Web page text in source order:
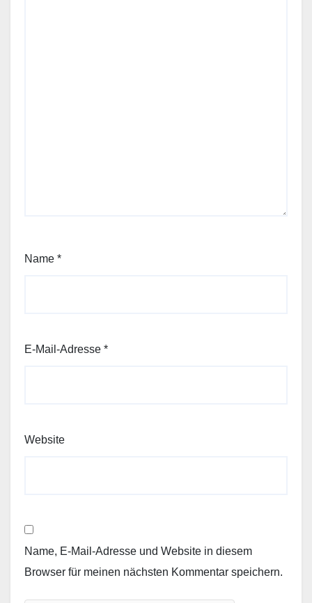
Name *
E-Mail-Adresse *
Website
Name, E-Mail-Adresse und Website in diesem
Browser für meinen nächsten Kommentar speichern.